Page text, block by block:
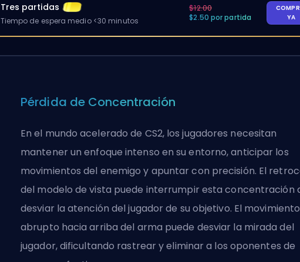
Tres partidas
Tiempo de espera medio <30 minutos
$12.00
$2.50 por partida
YA
Pérdida de Concentración
En el mundo acelerado de CS2, los jugadores necesitan
mantener un enfoque intenso en su entorno, anticipar los
movimientos del enemigo y apuntar con precisión. El
del modelo de vista puede interrumpir esta concentración
desviar la atención del jugador de su objetivo. El movimiento
abrupto hacia arriba del arma puede desviar la mirada del
jugador, dificultando rastrear y eliminar a los oponentes de